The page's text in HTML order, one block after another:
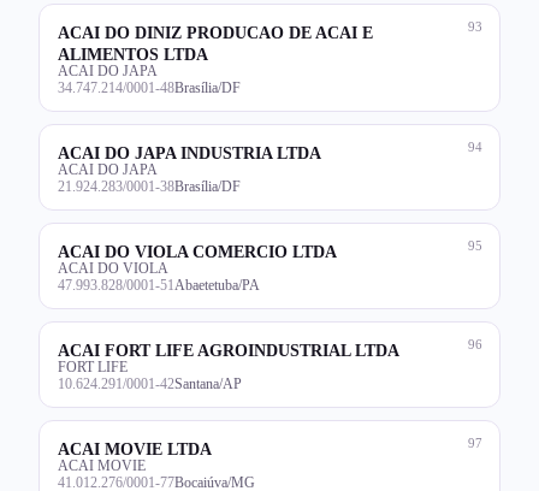
93
ACAI DO DINIZ PRODUCAO DE ACAI E
ALIMENTOS LTDA
ACAI DO JAPA
34.747.214/0001-48Brasília/DF
94
ACAI DO JAPA INDUSTRIA LTDA
ACAI DO JAPA
21.924.283/0001-38Brasília/DF
95
ACAI DO VIOLA COMERCIO LTDA
ACAI DO VIOLA
47.993.828/0001-51 Abaetetuba/PA
96
ACAI FORT LIFE AGROINDUSTRIAL LTDA
FORT LIFE
10.624.291/0001-42Santana/AP
97
ACAI MOVIE LTDA
ACAI MOVIE
41.012.276/0001-77Bocaiúva/MG